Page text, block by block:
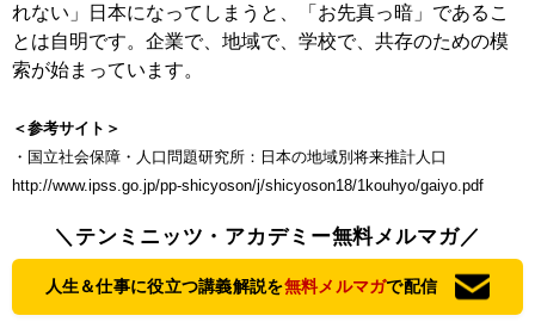
れない」日本になってしまうと、「お先真っ暗」であるこ
とは自明です。企業で、地域で、学校で、共存のための模
索が始まっています。
＜参考サイト＞
・国立社会保障・人口問題研究所：日本の地域別将来推計人口
http://www.ipss.go.jp/pp-shicyoson/j/shicyoson18/1kouhyo/gaiyo.pdf
＼テンミニッツ・アカデミー無料メルマガ／
人生＆仕事に役立つ講義解説を無料メルマガで配信